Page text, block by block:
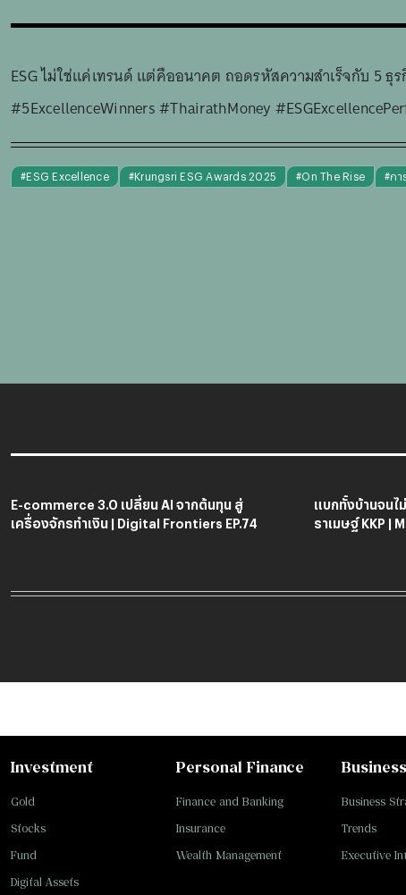
ESG ไม่ใช่แค่เทรนด์ แต่คืออนาคต ถอดรหัสความสำเร็จกับ 5 ธุ
#5ExcellenceWinners #ThairathMoney
#ESG Excellence #Krungsri ESG Awards 2025 #On The Rise #กา
E-commerce 3.0 เปลี่ยน AI จากต้นทุน สู่
เครื่องจักรทำเงิน | Digital Frontiers EP.74
แบกทั้งบ้านจนไ
ราเมษฐ์ KKP |
Investment
Gold
Stocks
Fund
Digital Assets
Personal Finance
Finance and Banking
Insurance
Wealth Management
Business
Business
Trends
Executive